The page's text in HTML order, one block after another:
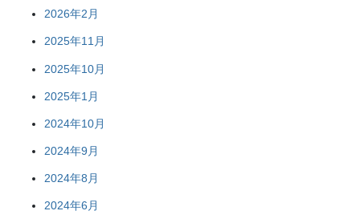
2026年2月
2025年11月
2025年10月
2025年1月
2024年10月
2024年9月
2024年8月
2024年6月